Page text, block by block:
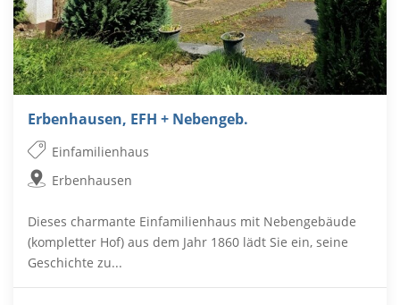
Erbenhausen, EFH + Nebengeb.
Einfamilienhaus
Erbenhausen
Dieses charmante Einfamilienhaus mit Nebengebäude
(kompletter Hof) aus dem Jahr 1860 lädt Sie ein, seine
Geschichte zu...